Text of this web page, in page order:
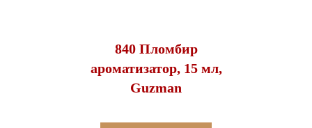
840 Пломбир
ароматизатор, 15 мл,
Guzman